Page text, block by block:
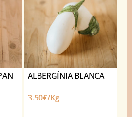
ALBERGÍNIA BLANCA
3.50€/Kg